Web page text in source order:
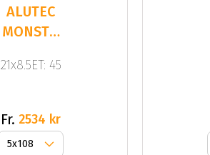
ALUTEC
MONSTR
21x8.5ET: 45
Fr. 2534 kr